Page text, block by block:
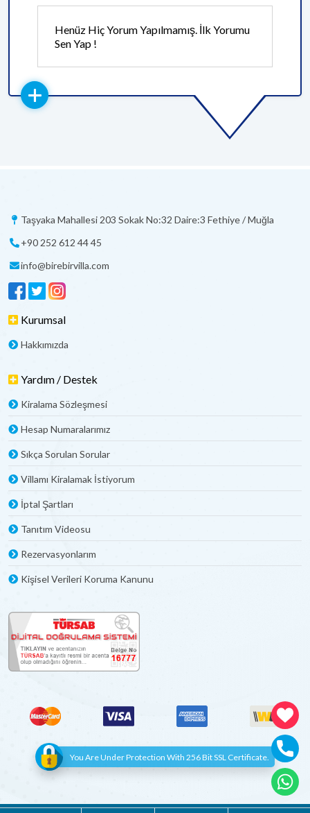
Henüz Hiç Yorum Yapılmamış. İlk Yorumu
Sen Yap !
Taşyaka Mahallesi 203 Sokak No:32 Daire:3 Fethiye / Muğla
+90 252 612 44 45
info@birebirvilla.com
Kurumsal
Hakkımızda
Yardım / Destek
Kiralama Sözleşmesi
Hesap Numaralarımız
Sıkça Sorulan Sorular
Villamı Kiralamak İstiyorum
İptal Şartları
Tanıtım Videosu
Rezervasyonlarım
Kişisel Verileri Koruma Kanunu
You Are Under Protection With 256 Bit SSL Certificate.